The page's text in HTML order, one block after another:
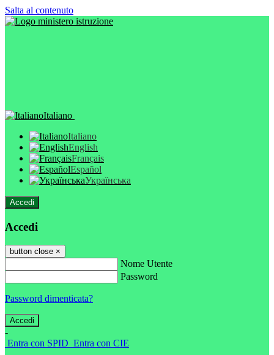
Salta al contenuto
Italiano
Italiano
English
Français
Español
Українська
Accedi
Accedi
button close ×
Nome Utente
Password
Password dimenticata?
-
Entra con SPID Entra con CIE